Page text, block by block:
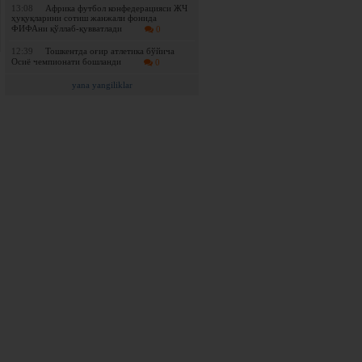
13:08
Африка футбол конфедерацияси ЖЧ
ҳуқуқларини сотиш жанжали фонида
ФИФАни қўллаб-қувватлади
0
12:39
Тошкентда оғир атлетика бўйича
Осиё чемпионати бошланди
0
yana yangiliklar